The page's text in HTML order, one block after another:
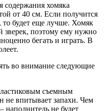
хомяка
от 40 см. Если получится
будет еще лучше. Хомяк
зверек, поэтому ему нужно
бегать и играть. В
во внимание следующие
съемным
не впитывает запахи. Чем
наполнитель не будет